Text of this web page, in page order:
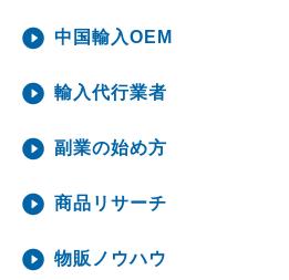
中国輸入OEM
輸入代行業者
副業の始め方
商品リサーチ
物販ノウハウ